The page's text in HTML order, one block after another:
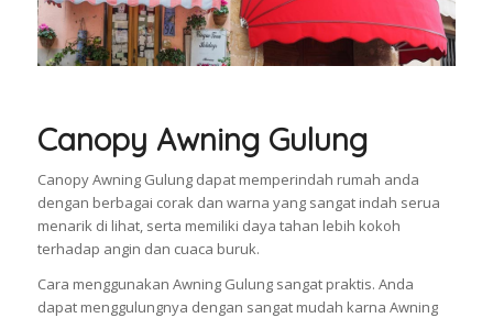
Canopy Awning Gulung
Canopy Awning Gulung dapat memperindah rumah anda
dengan berbagai corak dan warna yang sangat indah serua
menarik di lihat, serta memiliki daya tahan lebih kokoh
terhadap angin dan cuaca buruk.
Cara menggunakan Awning Gulung sangat praktis. Anda
dapat menggulungnya dengan sangat mudah karna Awning